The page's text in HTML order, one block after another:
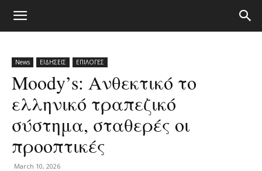
News ΕΙΔΗΣΕΙΣ ΕΠΙΛΟΓΕΣ
Moody’s: Ανθεκτικό το
ελληνικό τραπεζικό
σύστημα, σταθερές οι
προοπτικές
March 10, 2026